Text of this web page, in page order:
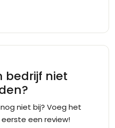
bedrijf niet
niet bij? Voeg het
een review!